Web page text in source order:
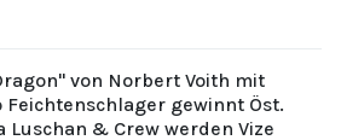
von Norbert Voith mit
gewinnt Öst.
Luschan & Crew werden Vize